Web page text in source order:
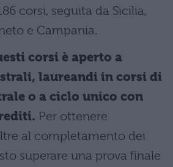
corsi, seguita da Sicilia,
e Campania.
corsi è aperto a
laureandi in corsi di
o a ciclo unico con
Per ottenere
al completamento dei
superare una prova finale